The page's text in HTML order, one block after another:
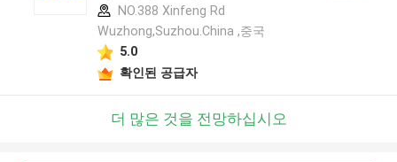
NO.388 Xinfeng Rd
Wuzhong,Suzhou.China ,중국
5.0
확인된 공급자
더 많은 것을 전망하십시오